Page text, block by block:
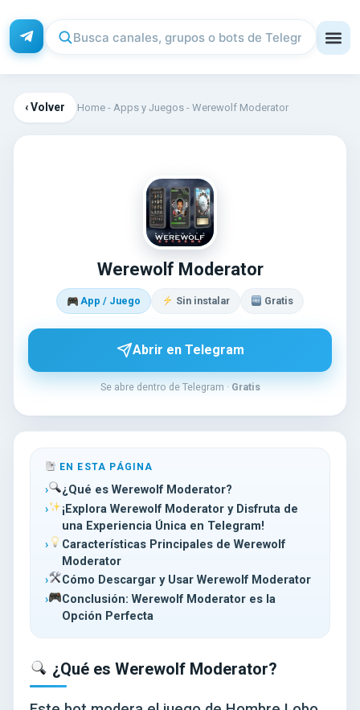
‹ Volver Home - Apps y Juegos - Werewolf Moderator
WE
Werewolf Moderator
App / Juego Sin instalar Gratis
Abrir en Telegram
Se abre dentro de Telegram · Gratis
EN ESTA PÁGINA
¿Qué es Werewolf Moderator?
¡Explora Werewolf Moderator y Disfruta de
una Experiencia Única en Telegram!
Características Principales de Werewolf
Moderator
Cómo Descargar y Usar Werewolf Moderator
Conclusión: Werewolf Moderator es la
Opción Perfecta
¿Qué es Werewolf Moderator?